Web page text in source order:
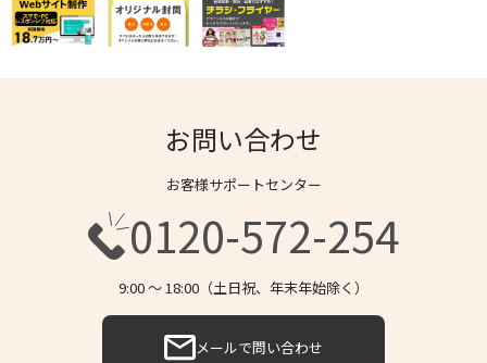
お問い合わせ
お客様サポートセンター
0120-572-254
9:00 〜 18:00（土日祝、年末年始除く）
メールで問い合わせ